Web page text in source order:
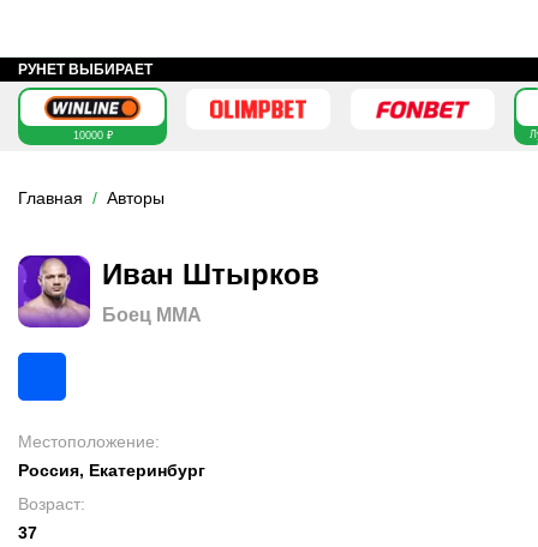
РУНЕТ ВЫБИРАЕТ
10000 ₽
Главная Авторы
Иван Штырков
Боец MMA
Местоположение:
Россия, Екатеринбург
Возраст:
37